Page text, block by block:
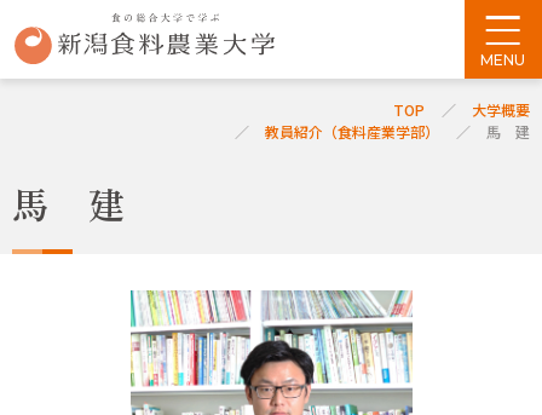
TOP
大学概要
教員紹介（食料産業学部）
馬 建
馬 建